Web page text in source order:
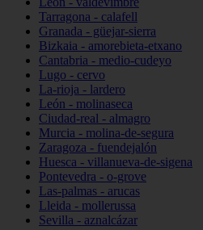
Tarragona - calafell
Granada - güejar-sierra
Bizkaia - amorebieta-etxano
Cantabria - medio-cudeyo
Lugo - cervo
La-rioja - lardero
León - molinaseca
Ciudad-real - almagro
Murcia - molina-de-segura
Zaragoza - fuendejalón
Huesca - villanueva-de-sigena
Pontevedra - o-grove
Las-palmas - arucas
Lleida - mollerussa
Sevilla - aznalcázar